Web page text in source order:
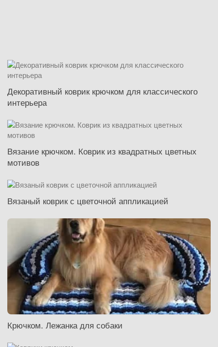
Декоративный коврик крючком для классического
интерьера
Вязание крючком. Коврик из квадратных цветных
мотивов
Вязаный коврик с цветочной аппликацией
Крючком. Лежанка для собаки